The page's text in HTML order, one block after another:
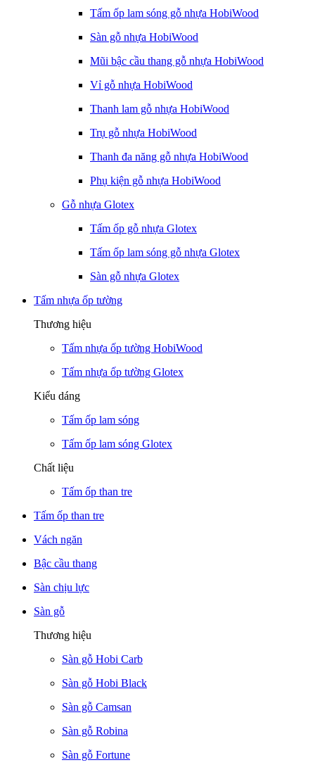
Tấm ốp lam sóng gỗ nhựa HobiWood
Sàn gỗ nhựa HobiWood
Mũi bậc cầu thang gỗ nhựa HobiWood
Vỉ gỗ nhựa HobiWood
Thanh lam gỗ nhựa HobiWood
Trụ gỗ nhựa HobiWood
Thanh đa năng gỗ nhựa HobiWood
Phụ kiện gỗ nhựa HobiWood
Gỗ nhựa Glotex
Tấm ốp gỗ nhựa Glotex
Tấm ốp lam sóng gỗ nhựa Glotex
Sàn gỗ nhựa Glotex
Tấm nhựa ốp tường
Thương hiệu
Tấm nhựa ốp tường HobiWood
Tấm nhựa ốp tường Glotex
Kiểu dáng
Tấm ốp lam sóng
Tấm ốp lam sóng Glotex
Chất liệu
Tấm ốp than tre
Tấm ốp than tre
Vách ngăn
Bậc cầu thang
Sàn chịu lực
Sàn gỗ
Thương hiệu
Sàn gỗ Hobi Carb
Sàn gỗ Hobi Black
Sàn gỗ Camsan
Sàn gỗ Robina
Sàn gỗ Fortune